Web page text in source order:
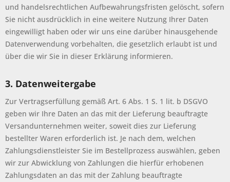
und handelsrechtlichen Aufbewahrungsfristen gelöscht, sofern
Sie nicht ausdrücklich in eine weitere Nutzung Ihrer Daten
eingewilligt haben oder wir uns eine darüber hinausgehende
Datenverwendung vorbehalten, die gesetzlich erlaubt ist und
über die wir Sie in dieser Erklärung informieren.
3. Datenweitergabe
Zur Vertragserfüllung gemäß Art. 6 Abs. 1 S. 1 lit. b DSGVO
geben wir Ihre Daten an das mit der Lieferung beauftragte
Versandunternehmen weiter, soweit dies zur Lieferung
bestellter Waren erforderlich ist. Je nach dem, welchen
Zahlungsdienstleister Sie im Bestellprozess auswählen, geben
wir zur Abwicklung von Zahlungen die hierfür erhobenen
Zahlungsdaten an das mit der Zahlung beauftragte